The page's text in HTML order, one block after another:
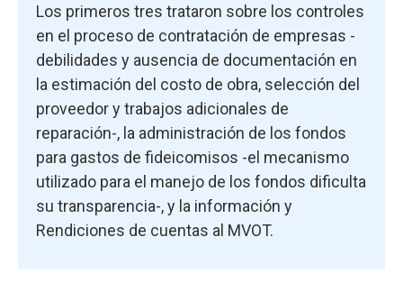
Los primeros tres trataron sobre los controles
en el proceso de contratación de empresas -
debilidades y ausencia de documentación en
la estimación del costo de obra, selección del
proveedor y trabajos adicionales de
reparación-, la administración de los fondos
para gastos de fideicomisos -el mecanismo
utilizado para el manejo de los fondos dificulta
su transparencia-, y la información y
Rendiciones de cuentas al MVOT.